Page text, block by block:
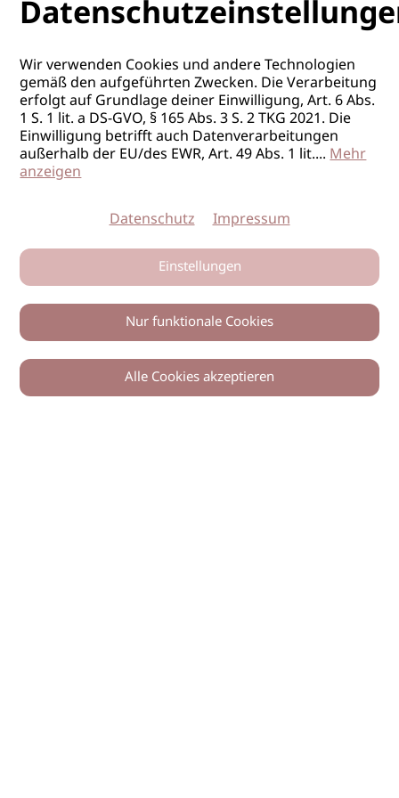
0
Wir verwenden Cookies und andere Technologien
gemäß den aufgeführten Zwecken. Die Verarbeitung
erfolgt auf Grundlage deiner Einwilligung, Art. 6 Abs.
1 S. 1 lit. a DS-GVO, § 165 Abs. 3 S. 2 TKG 2021. Die
Einwilligung betrifft auch Datenverarbeitungen
außerhalb der EU/des EWR, Art. 49 Abs. 1 lit....Mehr
anzeigen
Datenschutz Impressum
Einstellungen
Nur funktionale Cookies
Alle Cookies akzeptieren